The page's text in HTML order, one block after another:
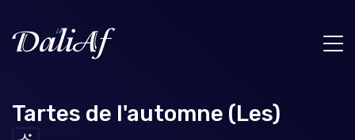
Tartes de l'automne (Les)